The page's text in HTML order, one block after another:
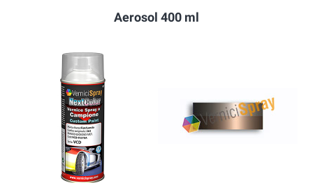
Aerosol 400 ml